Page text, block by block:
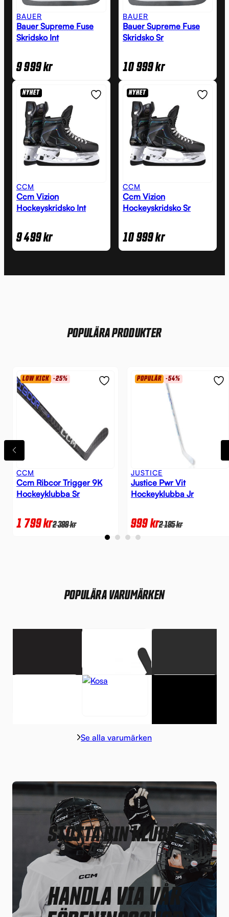
BAUER
Bauer Supreme Fuse
Skridsko Int
9 999kr
BAUER
Bauer Supreme Fuse
Skridsko Sr
10 999kr
NYHET
CCM
Ccm Vizion
Hockeyskridsko Int
9 499kr
NYHET
CCM
Ccm Vizion
Hockeyskridsko Sr
10 999kr
POPULÄRA PRODUKTER
LOW KICK -25%
CCM
Ccm Ribcor Trigger 9K
Hockeyklubba Sr
1 799kr2 399kr
POPULÄR -54%
JUSTICE
Justice Pwr Vit
Hockeyklubba Jr
999kr2 195kr
POPULÄRA VARUMÄRKEN
Se alla varumärken
STÖTTA DIN KLUBB,
HANDLA VIA VÅR